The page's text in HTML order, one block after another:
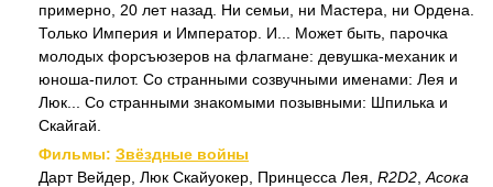
примерно, 20 лет назад. Ни семьи, ни Мастера, ни Ордена.
Только Империя и Император. И... Может быть, парочка
молодых форсъюзеров на флагмане: девушка-механик и
юноша-пилот. Со странными созвучными именами: Лея и
Люк... Со странными знакомыми позывными: Шпилька и
Скайгай.
Фильмы: Звёздные войны
Дарт Вейдер, Люк Скайуокер, Принцесса Лея, R2D2 Асока